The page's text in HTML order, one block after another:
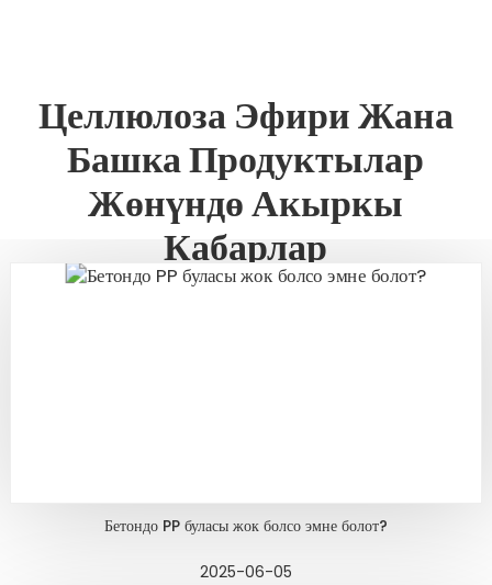
Целлюлоза Эфири Жана
Башка Продуктылар
Жөнүндө Акыркы
Кабарлар
Бетондо PP буласы жок болсо эмне болот?
2025-06-05